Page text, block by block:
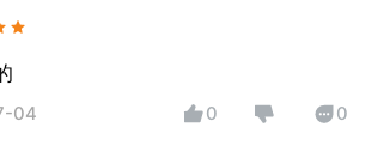
04 0 0